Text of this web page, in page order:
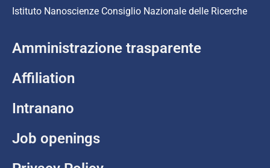
Istituto Nanoscienze Consiglio Nazionale delle Ricerche
Amministrazione trasparente
Affiliation
Intranano
Job openings